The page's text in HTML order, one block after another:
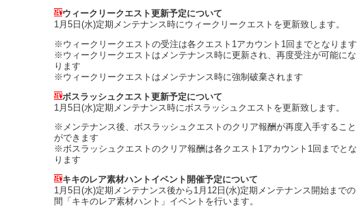
ウィークリークエスト更新予定について
1月5日(水)定期メンテナンス時にウィークリークエストを更新致します。
※ウィークリークエストの受注は各クエスト1アカウント1回までとなります
※ウィークリークエストはメンテナンス時に更新され、再度受注が可能にな
ります
※ウィークリークエストはメンテナンス時に強制破棄されます
ボスラッシュクエスト更新予定について
1月5日(水)定期メンテナンス時にボスラッシュクエストを更新致します。
※メンテナンス後、ボスラッシュクエストのクリア報酬が再度入手すること
ができます
※ボスラッシュクエストのクリア報酬は各クエスト1アカウント1回までとな
ります
キキのレア素材ハントイベント開催予定について
1月5日(水)定期メンテナンス後から1月12日(水)定期メンテナンス開始までの
間「キキのレア素材ハント」イベントを行います。